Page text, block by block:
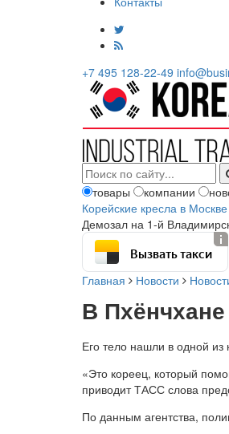
+7 495 128-22-49
товары компании
Корейские кресла в Москве
Демозал на 1-й
Вызвать такси
Главная Новости
В
Его тело нашли в одной из
«Это кореец, который
приводит ТАСС слова
По данным агентства,